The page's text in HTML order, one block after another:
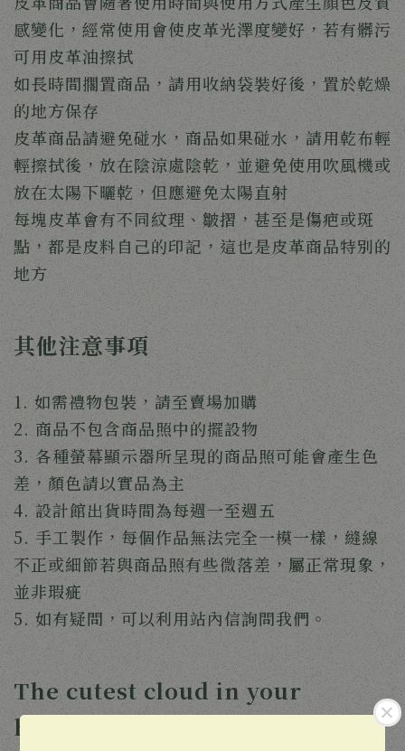
感變化，經常使用會使皮革光澤度變好，若有髒污
可用皮革油擦拭
如長時間擱置商品，請用收納袋裝好後，置於乾燥
的地方保存
皮革商品請避免碰水，商品如果碰水，請用乾布輕
輕擦拭後，放在陰涼處陰乾，並避免使用吹風機或
放在太陽下曬乾，但應避免太陽直射
每塊皮革會有不同紋理、皺摺，甚至是傷疤或斑
點，都是皮料自己的印記，這也是皮革商品特別的
地方
其他注意事項
1. 如需禮物包裝，請至賣場加購
2. 商品不包含商品照中的擺設物
3. 各種螢幕顯示器所呈現的商品照可能會產生色
差，顏色請以實品為主
4. 設計館出貨時間為每週一至週五
5. 手工製作，每個作品無法完全一模一樣，縫線
不正或細節若與商品照有些微落差，屬正常現象，
並非瑕疵
5. 如有疑問，可以利用站內信詢問我們。
The cutest cloud in your
hand